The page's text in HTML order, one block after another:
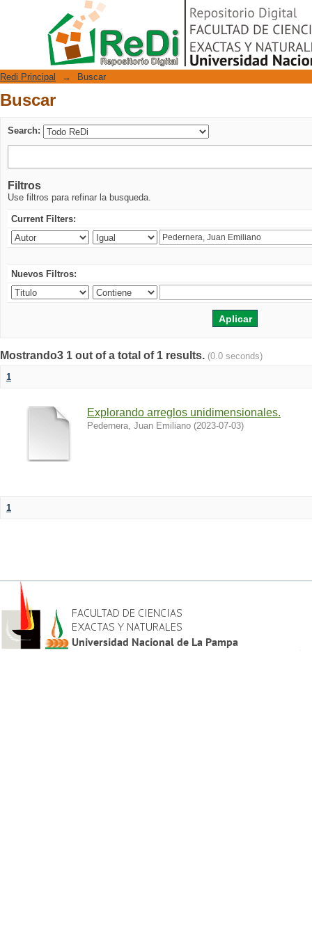
Repositorio Digital
Redi Principal → Buscar
Buscar
Search:
Filtros
Use filtros para refinar la busqueda.
Current Filters:
Nuevos Filtros:
Mostrando3 1 out of a total of 1 results. (0.0 seconds)
1
Explorando arreglos unidimensionales.
Pedernera, Juan Emiliano (2023-07-03)
1